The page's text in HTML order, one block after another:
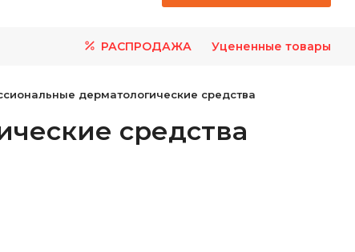
РАСПРОДАЖА Уцененные товары
дерматологические средства
средства